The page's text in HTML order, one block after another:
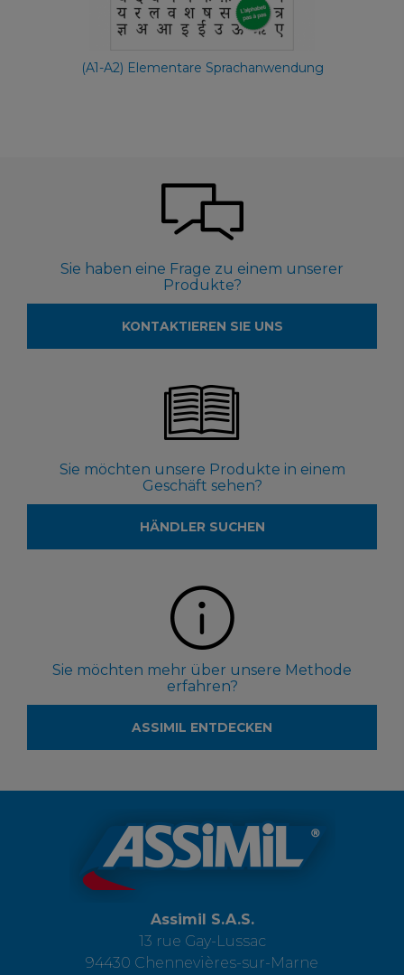
(A1-A2) Elementare Sprachanwendung
Sie haben eine Frage zu einem unserer
Produkte?
KONTAKTIEREN SIE UNS
Sie möchten unsere Produkte in einem
Geschäft sehen?
HÄNDLER SUCHEN
Sie möchten mehr über unsere Methode
erfahren?
ASSIMIL ENTDECKEN
Assimil S.A.S.
13 rue Gay-Lussac
94430 Chennevières-sur-Marne